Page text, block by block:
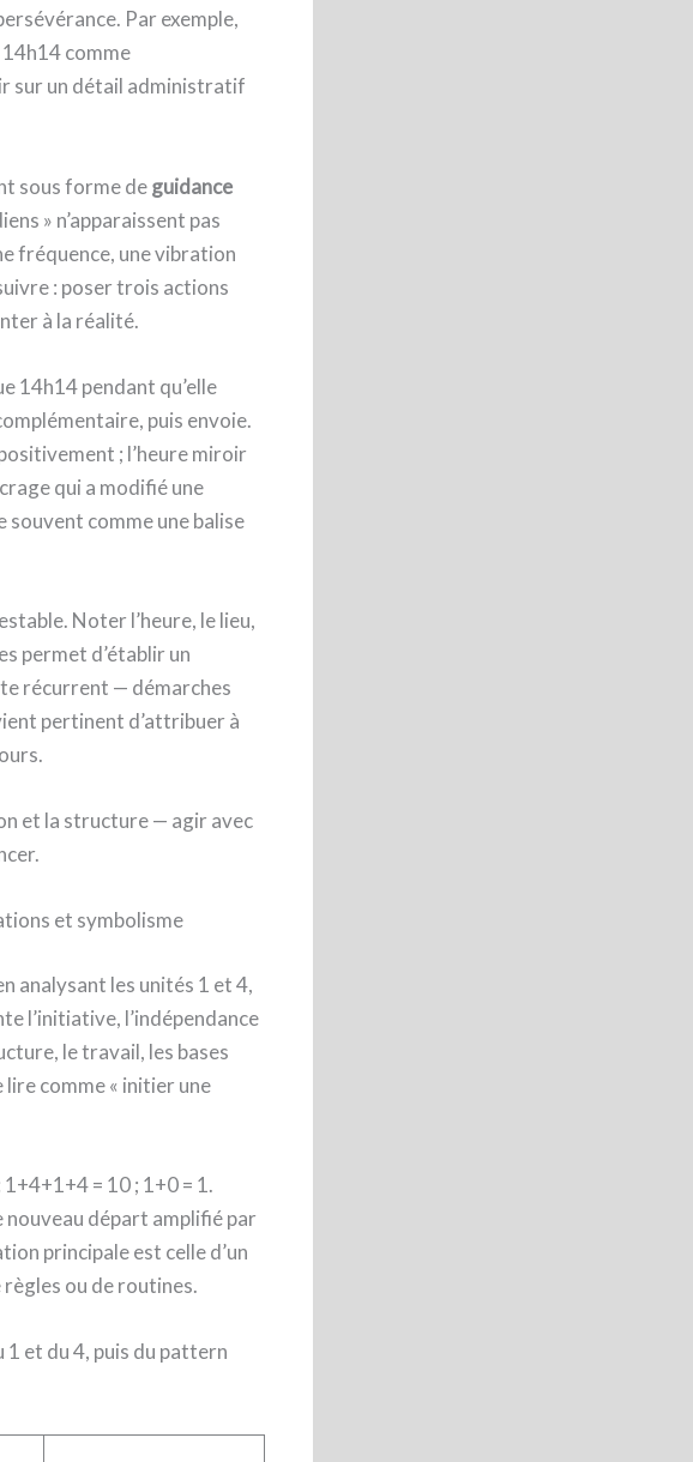
Par exemple,
comme
sur un détail administratif
sous forme deguidance
» n’apparaissent pas
fréquence, une vibration
: poser trois actions
à la réalité.
14h14 pendant qu’elle
puis envoie.
; l’heure miroir
qui a modifié une
comme une balise
Noter l’heure, le lieu,
permet d’établir un
récurrent — démarches
pertinent d’attribuer à
et la structure — agir avec
et symbolisme
analysant les unités 1 et 4,
l’initiative, l’indépendance
le travail, les bases
comme « initier une
= 10 ; 1+0 = 1.
départ amplifié par
principale est celle d’un
règles ou de routines.
1 et du 4, puis du pattern